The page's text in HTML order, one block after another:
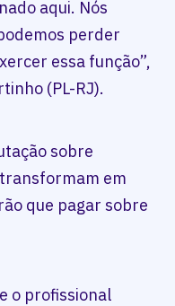
aqui. Nós
perder
essa função”,
(PL-RJ).
sobre
em
que pagar sobre
o profissional